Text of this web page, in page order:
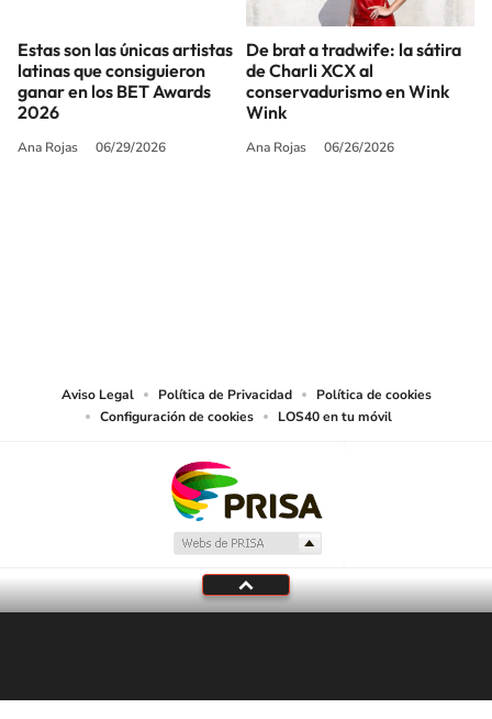
ganar en los BET Awards
2026
Ana Rojas
De brat a tradwife: la sátira
de Charli XCX al
conservadurismo en Wink
Wink
Ana Rojas
LOS40 USA